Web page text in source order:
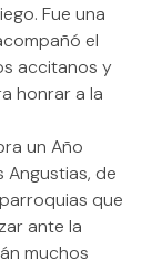
Fue una
el
accitanos y
honrar a la
un Año
Angustias, de
que
ante la
muchos